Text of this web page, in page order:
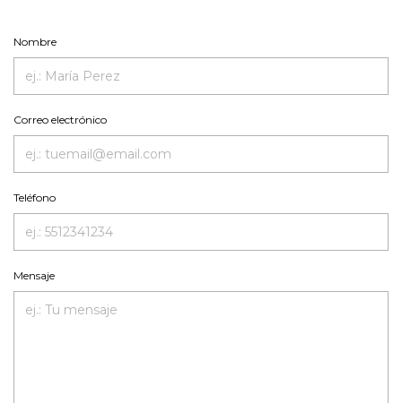
Nombre
Correo electrónico
Teléfono
Mensaje